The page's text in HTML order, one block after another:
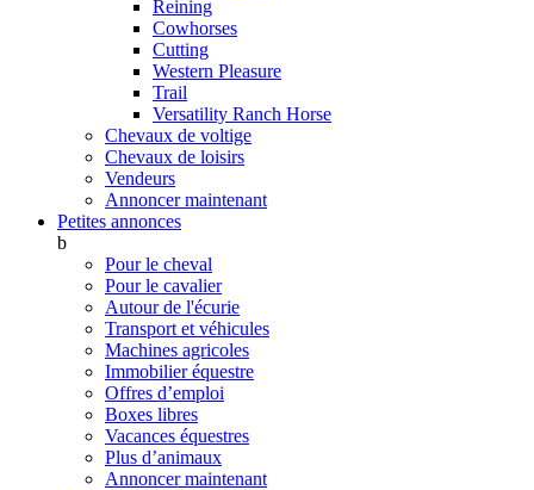
Reining
Cowhorses
Cutting
Western Pleasure
Trail
Versatility Ranch Horse
Chevaux de voltige
Chevaux de loisirs
Vendeurs
Annoncer maintenant
Petites annonces
b
Pour le cheval
Pour le cavalier
Autour de l'écurie
Transport et véhicules
Machines agricoles
Immobilier équestre
Offres d’emploi
Boxes libres
Vacances équestres
Plus d’animaux
Annoncer maintenant